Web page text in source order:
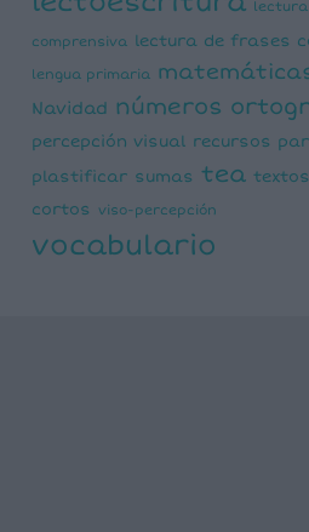
lectura
comprensiva lectura de frases
lengua primaria
Navidad números
percepción visual recursos
plastificar sumas tea textos
cortos
viso-percepción
vocabulario